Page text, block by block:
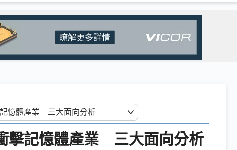
擊記憶體產業 三大面向分析